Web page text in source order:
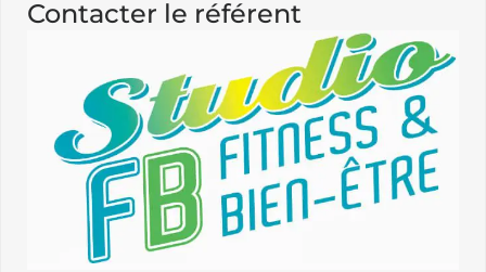
Contacter le référent